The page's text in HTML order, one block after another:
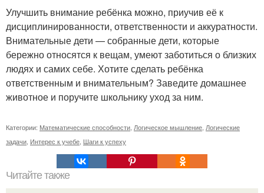
Улучшить внимание ребёнка можно, приучив её к
дисциплинированности, ответственности и аккуратности.
Внимательные дети — собранные дети, которые
бережно относятся к вещам, умеют заботиться о близких
людях и самих себе. Хотите сделать ребёнка
ответственным и внимательным? Заведите домашнее
животное и поручите школьнику уход за ним.
Категории: Математические способности, Логическое мышление, Логические
задачи, Интерес к учебе, Шаги к успеху
Читайте также